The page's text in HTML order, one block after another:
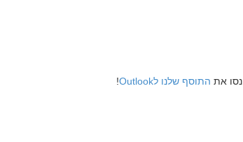
נסו את התוסף שלנו לOutlook !